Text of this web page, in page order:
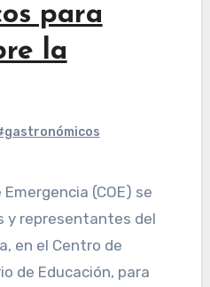
para
la
y representantes del
en el Centro de
de Educación, para